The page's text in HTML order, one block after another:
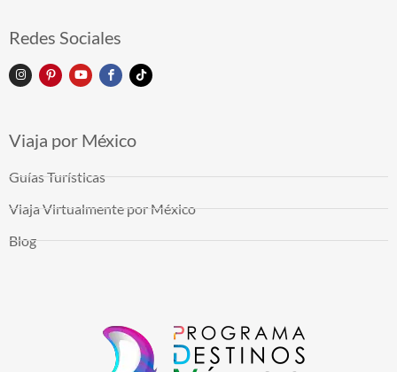
Redes Sociales
Viaja por México
Guías Turísticas
Viaja Virtualmente por México
Blog